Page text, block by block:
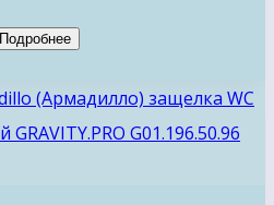
Подробнее